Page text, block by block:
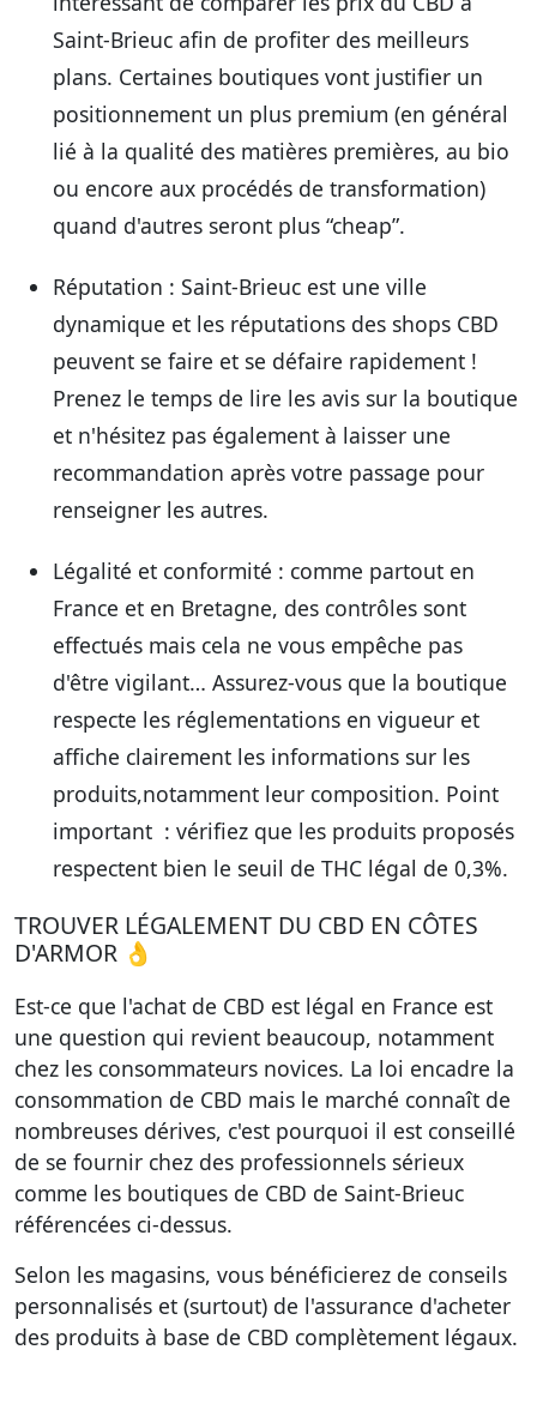
Saint-Brieuc afin de profiter des meilleurs
plans. Certaines boutiques vont justifier un
positionnement un plus premium (en général
lié à la qualité des matières premières, au bio
ou encore aux procédés de transformation)
quand d'autres seront plus “cheap”.
Réputation : Saint-Brieuc est une ville
dynamique et les réputations des shops CBD
peuvent se faire et se défaire rapidement !
Prenez le temps de lire les avis sur la boutique
et n'hésitez pas également à laisser une
recommandation après votre passage pour
renseigner les autres.
Légalité et conformité : comme partout en
France et en Bretagne, des contrôles sont
effectués mais cela ne vous empêche pas
d'être vigilant… Assurez-vous que la boutique
respecte les réglementations en vigueur et
affiche clairement les informations sur les
produits,notamment leur composition. Point
important : vérifiez que les produits proposés
respectent bien le seuil de THC légal de 0,3%.
TROUVER LÉGALEMENT DU CBD EN CÔTES
D'ARMOR 👌
Est-ce que l'achat de CBD est légal en France est
une question qui revient beaucoup, notamment
chez les consommateurs novices. La loi encadre la
consommation de CBD mais le marché connaît de
nombreuses dérives, c'est pourquoi il est conseillé
de se fournir chez des professionnels sérieux
comme les boutiques de CBD de Saint-Brieuc
référencées ci-dessus.
Selon les magasins, vous bénéficierez de conseils
personnalisés et (surtout) de l'assurance d'acheter
des produits à base de CBD complètement légaux.